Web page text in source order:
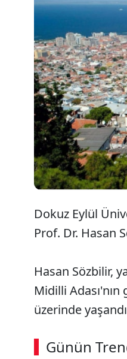
Dokuz Eylül
Prof. Dr. Hasan
Hasan Sözbilir,
Midilli
üzerinde
Günün
00:03 / 08:06